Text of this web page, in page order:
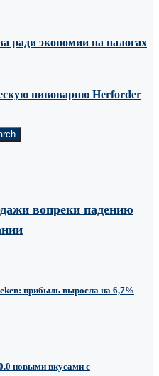
ради экономии на налогах
пивоварню Herforder
вопреки падению
прибыль выросла на 6,7%
новыми вкусами с